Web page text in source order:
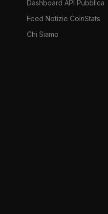
Dashboard API Pubblica
Feed Notizie CoinStats
Chi Siamo